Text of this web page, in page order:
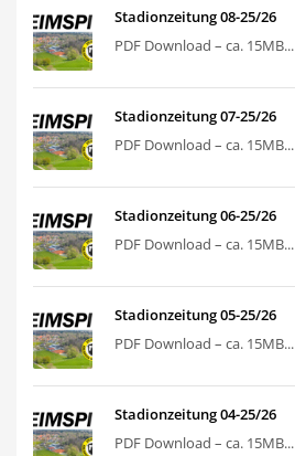
Stadionzeitung 08-25/26
PDF Download – ca. 15MB...
Stadionzeitung 07-25/26
PDF Download – ca. 15MB...
Stadionzeitung 06-25/26
PDF Download – ca. 15MB...
Stadionzeitung 05-25/26
PDF Download – ca. 15MB...
Stadionzeitung 04-25/26
PDF Download – ca. 15MB...